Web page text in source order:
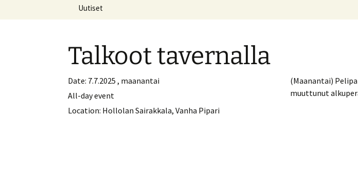
Uutiset
Talkoot tavernalla
Date: 7.7.2025 , maanantai
All-day event
Location: Hollolan Sairakkala, Vanha Pipari
(Maanantai)
muuttunut